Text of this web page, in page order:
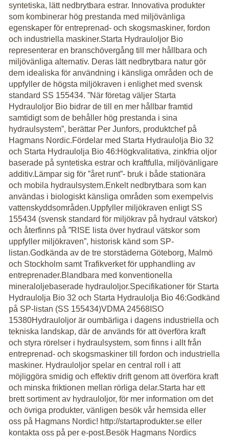
syntetiska, lätt nedbrytbara estrar. Innovativa produkter
som kombinerar hög prestanda med miljövänliga
egenskaper för entreprenad- och skogsmaskiner, fordon
och industriella maskiner.Starta Hydrauloljor Bio
representerar en branschövergång till mer hållbara och
miljövänliga alternativ. Deras lätt nedbrytbara natur gör
dem idealiska för användning i känsliga områden och de
uppfyller de högsta miljökraven i enlighet med svensk
standard SS 155434. ”När företag väljer Starta
Hydrauloljor Bio bidrar de till en mer hållbar framtid
samtidigt som de behåller hög prestanda i sina
hydraulsystem”, berättar Per Junfors, produktchef på
Hagmans Nordic.Fördelar med Starta Hydraulolja Bio 32
och Starta Hydraulolja Bio 46:Högkvalitativa, zinkfria oljor
baserade på syntetiska estrar och kraftfulla, miljövänligare
additiv.Lämpar sig för ”året runt”- bruk i både stationära
och mobila hydraulsystem.Enkelt nedbrytbara som kan
användas i biologiskt känsliga områden som exempelvis
vattenskyddsområden.Uppfyller miljökraven enligt SS
155434 (svensk standard för miljökrav på hydraul vätskor)
och återfinns på ”RISE lista över hydraul vätskor som
uppfyller miljökraven”, historisk känd som SP-
listan.Godkända av de tre storstäderna Göteborg, Malmö
och Stockholm samt Trafikverket för upphandling av
entreprenader.Blandbara med konventionella
mineraloljebaserade hydrauloljor.Specifikationer för Starta
Hydraulolja Bio 32 och Starta Hydraulolja Bio 46:Godkänd
på SP-listan (SS 155434)VDMA 24568ISO
15380Hydrauloljor är oumbärliga i dagens industriella och
tekniska landskap, där de används för att överföra kraft
och styra rörelser i hydraulsystem, som finns i allt från
entreprenad- och skogsmaskiner till fordon och industriella
maskiner. Hydrauloljor spelar en central roll i att
möjliggöra smidig och effektiv drift genom att överföra kraft
och minska friktionen mellan rörliga delar.Starta har ett
brett sortiment av hydrauloljor, för mer information om det
och övriga produkter, vänligen besök vår hemsida eller
oss på Hagmans Nordic! http://startaprodukter.se eller
kontakta oss på per e-post.Besök Hagmans Nordics